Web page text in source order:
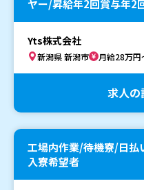
ヤー/昇給年2回賞与年2
Yts株式会社
新潟県 新潟市 月給28万円
求人の
工場内作業/待機寮/日
入寮希望者